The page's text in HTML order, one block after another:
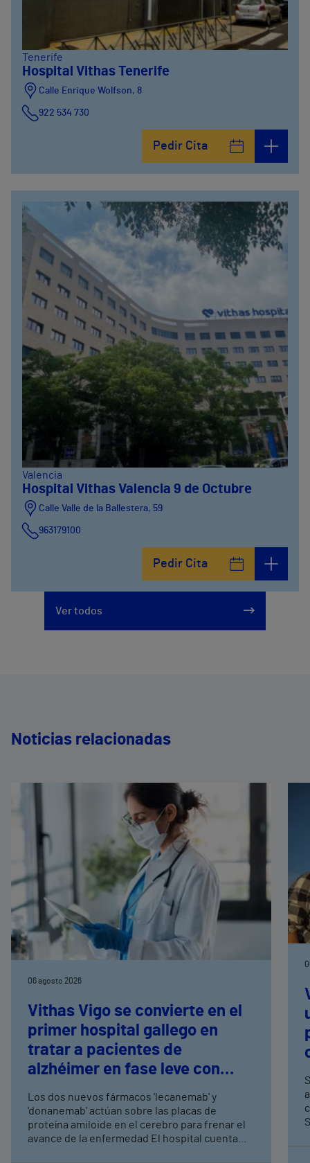
Tenerife
Hospital Vithas Tenerife
Calle Enrique Wolfson, 8
922 534 730
Pedir Cita
Valencia
Hospital Vithas Valencia 9 de Octubre
Calle Valle de la Ballestera, 59
963179100
Pedir Cita
Ver todos
Noticias relacionadas
06 agosto 2026
Vithas Vigo se convierte en el
primer hospital gallego en
tratar a pacientes de
alzhéimer en fase leve con
terapias antiamiloide
Los dos nuevos fármacos 'lecanemab' y
'donanemab' actúan sobre las placas de
proteína amiloide en el cerebro para frenar el
avance de la enfermedad El hospital cuenta